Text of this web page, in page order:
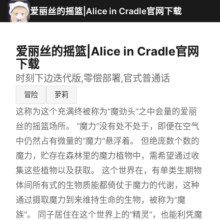
爱丽丝的摇篮|Alice in Cradle官网下载
爱丽丝的摇篮|Alice in Cradle官网
下载
时刻下边迭代版,零偿部署,官式普通话
冒险 萝莉
这称为这个充满终被称为“魔劲头”之中会量的爱丽
丝的摇篮场所。 “魔力”没有处不处于，即便在空气
中仍然占有微量的“魔力”悬浮着。 但绝庞数个数的
魔力，贮存在森林里的魔力植物中，需希望通过收
集这些植物以及获取。 这个世界在，有单类生期物
体间所有式的生物质能都倚仗于魔力的代谢，这种
通过摄取魔力到来维持生命的生物，被称为“魔
族”。 同子居住在这个世界上的“精灵”，也能利凭魔